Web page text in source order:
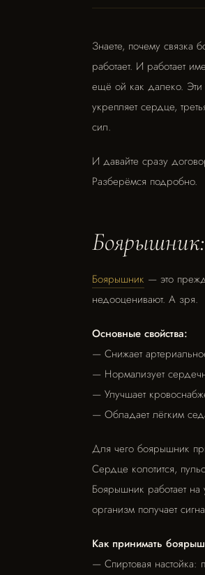
Знаете, почему связка
работает. И работает
ещё ой как далеко. Эти
укрепляет сердце,
сил.
И давайте сразу
Разберёмся подробно.
Боярышник:
Боярышник — это
недооценивают. А зря.
Основные свойства:
— Снижает
— Нормализует
— Улучшает
— Обладает лёгким
Для чего боярышник
Сердце колотится,
Боярышник работает
организм получает
Как принимать
— Спиртовая настойка: